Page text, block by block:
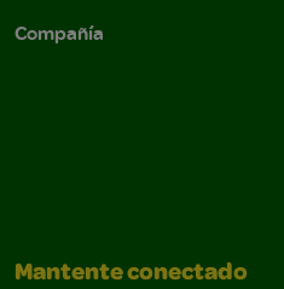
Compañía
Mantente conectado